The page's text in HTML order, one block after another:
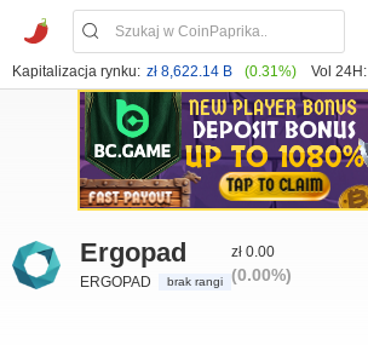
Kapitalizacja rynku: zł 8,622.14 B (0.31%) Vol 24H:
Ergopad
ERGOPAD brak rangi
zł 0.00
(0.00%)